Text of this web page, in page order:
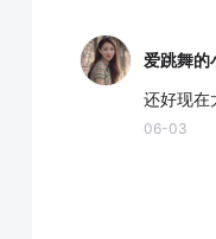
爱跳舞的
还好现在
06-03